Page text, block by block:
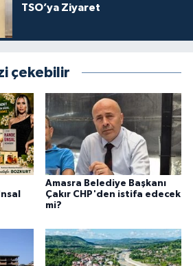
TSO’ya Ziyaret
çekebilir
Amasra Belediye Başkanı
Çakır CHP'den istifa edecek
mi?